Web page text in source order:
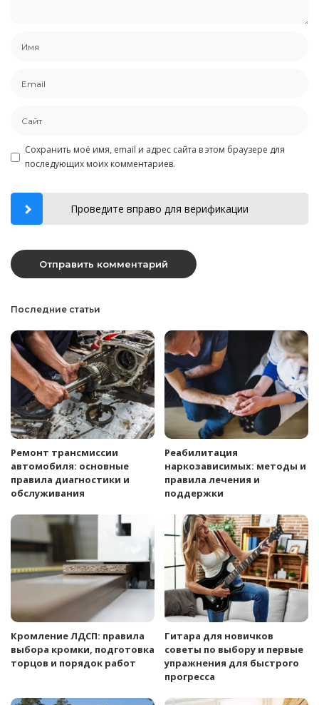
Сохранить моё имя, email и адрес сайта в этом браузере для
последующих моих комментариев.
Проведите вправо для верификации
Последние статьи
Ремонт трансмиссии
автомобиля: основные
правила диагностики и
обслуживания
Реабилитация
наркозависимых: методы и
правила лечения и
поддержки
Кромление ЛДСП: правила
выбора кромки, подготовка
торцов и порядок работ
Гитара для новичков
советы по выбору и первые
упражнения для быстрого
прогресса